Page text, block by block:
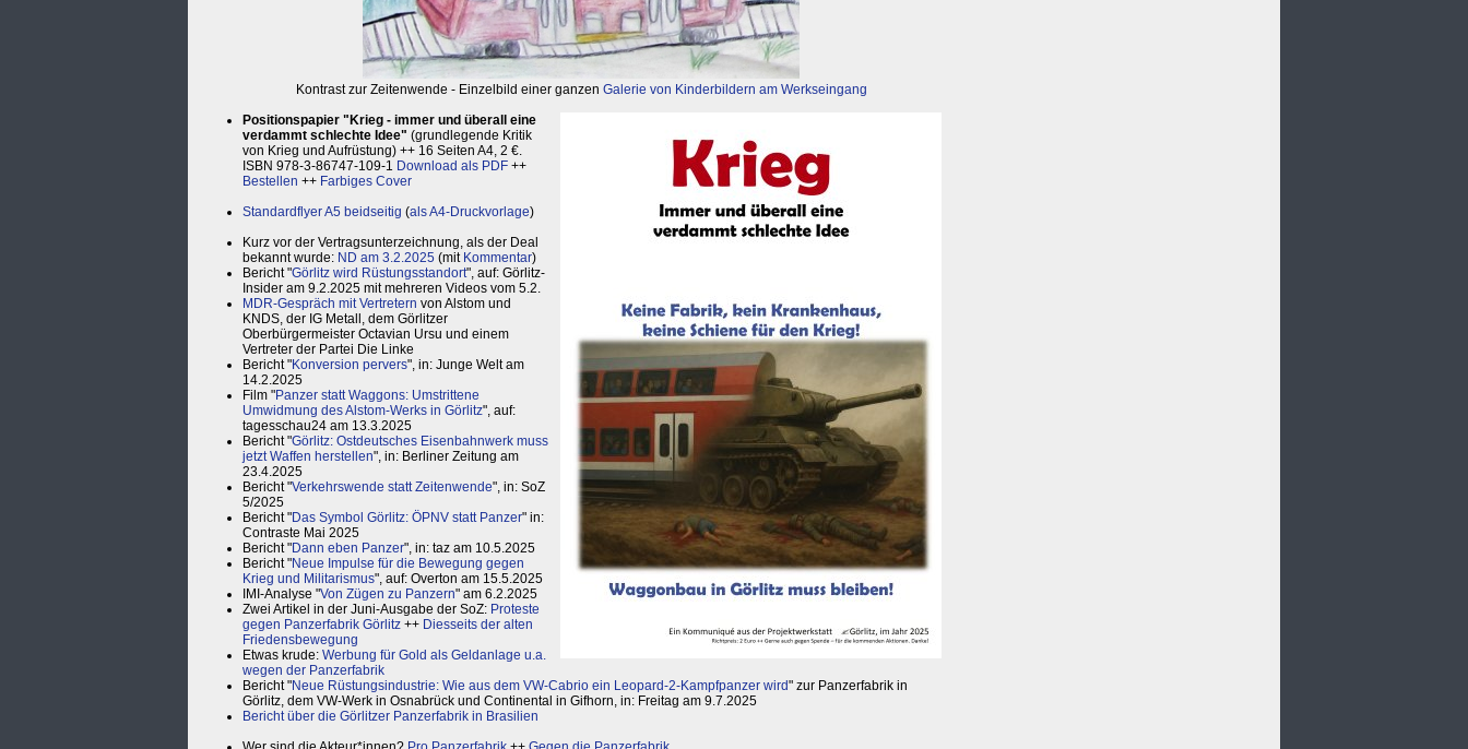
Kontrast zur Zeitenwende - Einzelbild einer ganzen Galerie von Kinderbildern am Werkseingang
Positionspapier "Krieg - immer und überall eine
verdammt schlechte Idee" (grundlegende Kritik
von Krieg und Aufrüstung) ++ 16 Seiten A4, 2 €.
ISBN 978-3-86747-109-1 Download als PDF ++
Bestellen ++ Farbiges Cover
Standardflyer A5 beidseitig (als A4-Druckvorlage)
Kurz vor der Vertragsunterzeichnung, als der Deal
bekannt wurde: ND am 3.2.2025 (mit Kommentar)
Bericht "Görlitz wird Rüstungsstandort", auf: Görlitz-
Insider am 9.2.2025 mit mehreren Videos vom 5.2.
MDR-Gespräch mit Vertretern von Alstom und
KNDS, der IG Metall, dem Görlitzer
Oberbürgermeister Octavian Ursu und einem
Vertreter der Partei Die Linke
Bericht "Konversion pervers", in: Junge Welt am
14.2.2025
Film "Panzer statt Waggons: Umstrittene
Umwidmung des Alstom-Werks in Görlitz", auf:
tagesschau24 am 13.3.2025
Bericht "Görlitz: Ostdeutsches Eisenbahnwerk muss
jetzt Waffen herstellen", in: Berliner Zeitung am
23.4.2025
Bericht "Verkehrswende statt Zeitenwende", in: SoZ
5/2025
Bericht "Das Symbol Görlitz: ÖPNV statt Panzer" in:
Contraste Mai 2025
Bericht "Dann eben Panzer", in: taz am 10.5.2025
Bericht "Neue Impulse für die Bewegung gegen
Krieg und Militarismus", auf: Overton am 15.5.2025
IMI-Analyse "Von Zügen zu Panzern" am 6.2.2025
Zwei Artikel in der Juni-Ausgabe der SoZ: Proteste
gegen Panzerfabrik Görlitz ++ Diesseits der alten
Friedensbewegung
Etwas krude: Werbung für Gold als Geldanlage u.a.
wegen der Panzerfabrik
Bericht "Neue Rüstungsindustrie: Wie aus dem VW-Cabrio ein Leopard-2-Kampfpanzer wird" zur Panzerfabrik in
Görlitz, dem VW-Werk in Osnabrück und Continental in Gifhorn, in: Freitag am 9.7.2025
Bericht über die Görlitzer Panzerfabrik in Brasilien